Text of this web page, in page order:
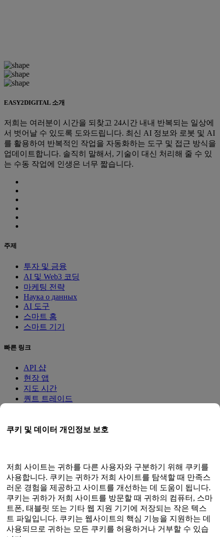
쿠키 및 데이터 개인정보 보호
저희 사이트는 귀하를 다른 사용자와 구분하기 위해 쿠키를
사용합니다. 쿠키는 귀하가 저희 사이트를 탐색할 때 만족스
러운 경험을 제공하고 사이트를 개선하는 데 도움이 됩니다.
쿠키는 귀하가 저희 사이트를 방문할 때 귀하의 컴퓨터, 스마
트폰, 태블릿 또는 기타 웹 지원 기기에 저장되는 작은 텍스
트 파일입니다. 쿠키는 웹사이트의 핵심 기능을 지원하는 데
사용되므로 귀하는 모든 쿠키를 허용하거나 거부할 수 있습
EASY2DIGITAL 소개
저희는 여러분이 시간을 되찾고 24시간 내내 반복되는 일상에
서 벗어날 수 있도록 도와드립니다. 최신 AI 정보와 로봇 및 AI
를 활용하여 반복적인 작업을 자동화하는 도구 및 접근 방식을
업데이트합니다. 솔직히 말해서, 기술이 대신 처리해 줄 수 있
는 수동 작업에 인생은 너무 짧습니다.
주제
투자 및 금융
AI 및 Web3 코딩
마케팅 전략
Наука о данных
AI 도구
스마트 홈
스마트 기기
빠른 링크
API 샵
현장 앱
지도 시간
퀀트 트레이드
사용자 가이드
HTML 사이트맵
언어
영어
간체 중국어
중국어 번체